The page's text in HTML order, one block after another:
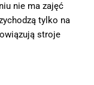
nie ma zajęć
tylko na
stroje